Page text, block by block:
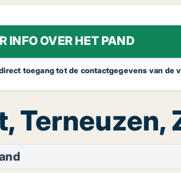
INFO OVER HET PAND
toegang tot de contactgegevens van de
Terneuzen,